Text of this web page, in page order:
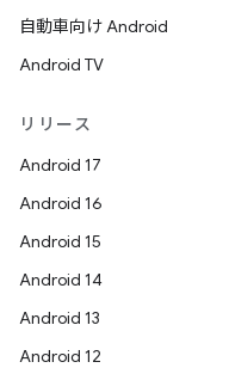
自動車向け Android
Android TV
リリース
Android 17
Android 16
Android 15
Android 14
Android 13
Android 12